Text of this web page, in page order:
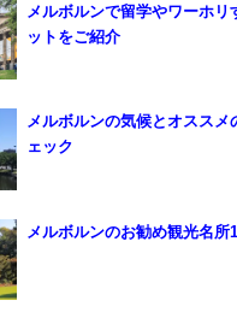
メルボルンで留学やワーホリ
ットをご紹介
メルボルンの気候とオススメ
ェック
メルボルンのお勧め観光名所